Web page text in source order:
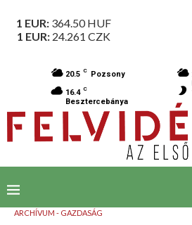
1 EUR: 364.50HUF
1 EUR: 24.261 CZK
20.5 C Pozsony
16.4 C
Besztercebánya
ARCHÍVUM - GAZDASÁG